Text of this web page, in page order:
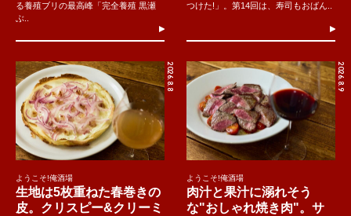
る養殖ブリの最高峰「完全養殖 黒瀬
ぶ..
つけた!」。第14回は、寿司もおばん..
2026.8.8
ようこそ!俺酒場
生地は5枚重ねた春巻きの
皮。クリスピー&クリーミ
2026.8.9
ようこそ!俺酒場
肉汁と果汁に溺れそう
な"おしゃれ焼き肉"。サ